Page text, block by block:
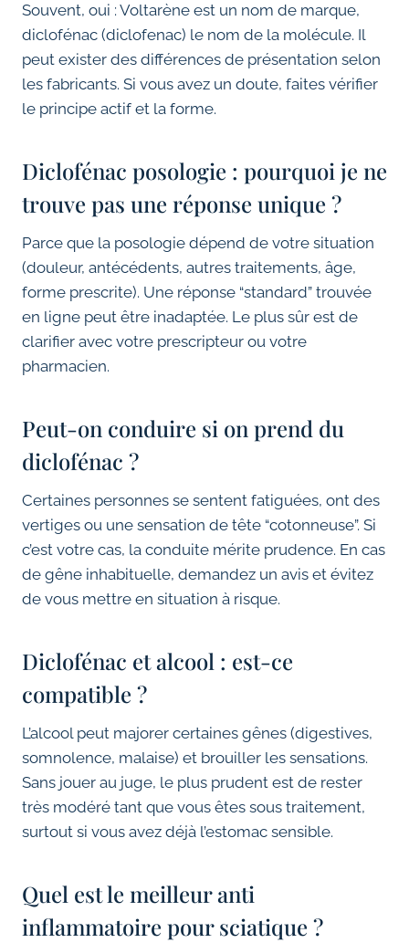
Souvent, oui : Voltarène est un nom de marque,
diclofénac (diclofenac) le nom de la molécule. Il
peut exister des différences de présentation selon
les fabricants. Si vous avez un doute, faites vérifier
le principe actif et la forme.
Diclofénac posologie : pourquoi je ne
trouve pas une réponse unique ?
Parce que la posologie dépend de votre situation
(douleur, antécédents, autres traitements, âge,
forme prescrite). Une réponse “standard” trouvée
en ligne peut être inadaptée. Le plus sûr est de
clarifier avec votre prescripteur ou votre
pharmacien.
Peut-on conduire si on prend du
diclofénac ?
Certaines personnes se sentent fatiguées, ont des
vertiges ou une sensation de tête “cotonneuse”. Si
c’est votre cas, la conduite mérite prudence. En cas
de gêne inhabituelle, demandez un avis et évitez
de vous mettre en situation à risque.
Diclofénac et alcool : est-ce
compatible ?
L’alcool peut majorer certaines gênes (digestives,
somnolence, malaise) et brouiller les sensations.
Sans jouer au juge, le plus prudent est de rester
très modéré tant que vous êtes sous traitement,
surtout si vous avez déjà l’estomac sensible.
Quel est le meilleur anti
inflammatoire pour sciatique ?